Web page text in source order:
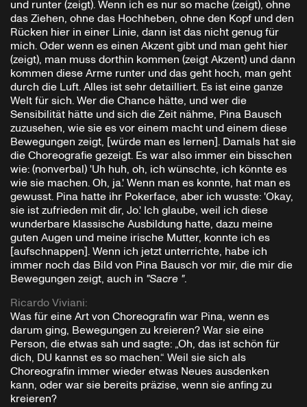
und runter (zeigt). Wenn ich es nur so mache (zeigt), ohne
das Ziehen, ohne das Hochheben, ohne den Kopf und den
Rücken hier in einer Linie, dann ist das nicht genug für
mich. Oder wenn es einen Akzent gibt und man geht hier
(zeigt), man muss dorthin kommen (zeigt Akzent) und dann
kommen diese Arme runter und das geht hoch, man geht
durch die Luft. Alles ist sehr detailliert. Es ist eine ganze
Welt für sich. Wer die Chance hätte, und wer die
Sensibilität hätte und sich die Zeit nähme, Pina Bausch
zuzusehen, wie sie es vor einem macht und einem diese
Bewegungen zeigt, [würde man es lernen]. Damals hat sie
die Choreografie gezeigt. Es war also immer ein bisschen
wie: (nonverbal) 'Uh huh, oh, ich wünschte, ich könnte es
wie sie machen. Oh, ja.' Wenn man es konnte, hat man es
gewusst. Pina hatte ihr Pokerface, aber ich wusste: 'Okay,
sie ist zufrieden mit dir, Jo.' Ich glaube, weil ich diese
wunderbare klassische Ausbildung hatte, dazu meine
guten Augen und meine irische Mutter, konnte ich es
[aufschnappen]. Wenn ich jetzt unterrichte, habe ich
immer noch das Bild von Pina Bausch vor mir, die mir die
Bewegungen zeigt, auch in "Sacre ".
Ricardo Viviani:
Was für eine Art von Choreografin war Pina, wenn es
darum ging, Bewegungen zu kreieren? War sie eine
Person, die etwas sah und sagte: „Oh, das ist schön für
dich, DU kannst es so machen.“ Weil sie sich als
Choreografin immer wieder etwas Neues ausdenken
kann, oder war sie bereits präzise, wenn sie anfing zu
kreieren?